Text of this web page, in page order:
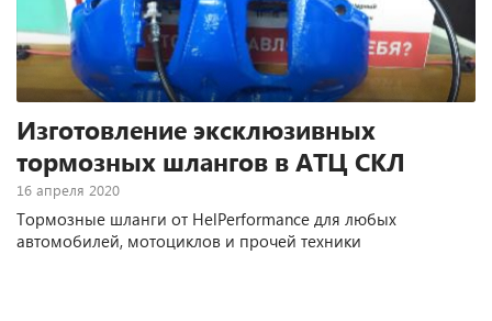
Изготовление эксклюзивных
тормозных шлангов в АТЦ СКЛ
16 апреля 2020
Тормозные шланги от HelPerformance для любых
автомобилей, мотоциклов и прочей техники